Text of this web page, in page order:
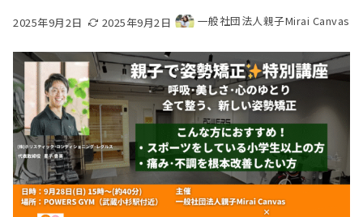
2025年9月2日 2025年9月2日 一般社団法人親子Mirai Canvas